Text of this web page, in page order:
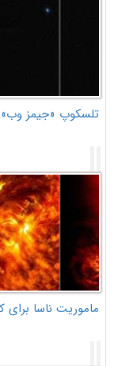
تلسکوپ «جیمز وب»
ماموریت ناسا